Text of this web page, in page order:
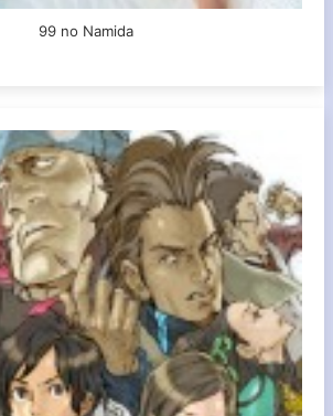
99 no Namida